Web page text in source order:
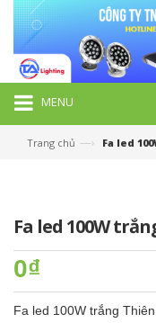
MENU
Trang chủ —› Fa led
Fa led 100W
0₫
Fa led 100W trắng